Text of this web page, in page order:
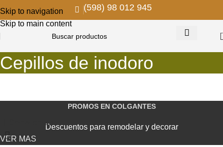
Skip to navigation
Skip to main content
(598) 98 012 945
Cepillos de inodoro
PROMOS EN COLGANTES
Descuentos para remodelar y decorar
VER MAS
Show column